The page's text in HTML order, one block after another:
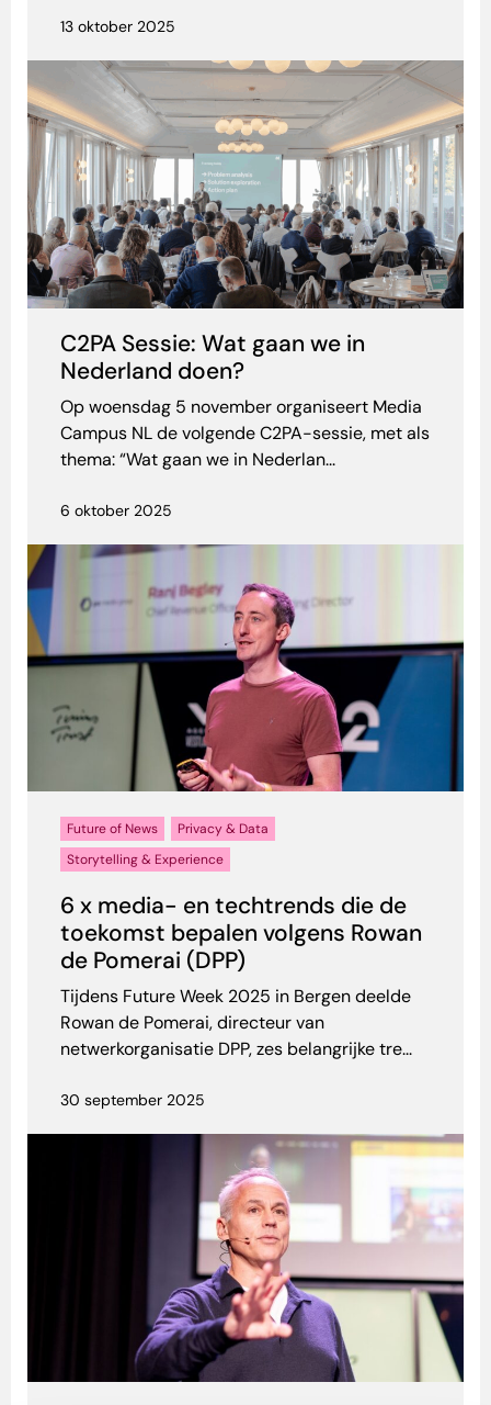
13 oktober 2025
C2PA Sessie: Wat gaan we in
Nederland doen?
Op woensdag 5 november organiseert Media
Campus NL de volgende C2PA-sessie, met als
thema: “Wat gaan we in Nederlan...
6 oktober 2025
Future of News
Privacy & Data
Storytelling & Experience
6 x media- en techtrends die de
toekomst bepalen volgens Rowan
de Pomerai (DPP)
Tijdens Future Week 2025 in Bergen deelde
Rowan de Pomerai, directeur van
netwerkorganisatie DPP, zes belangrijke tre...
30 september 2025